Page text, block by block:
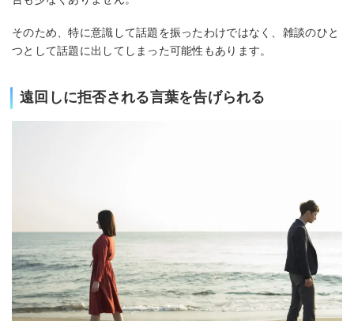
そのため、特に意識して話題を振ったわけではなく、雑談のひと
つとして話題に出してしまった可能性もあります。
遠回しに拒否される言葉を告げられる